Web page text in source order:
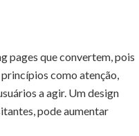
pages que convertem, pois
como atenção,
a agir. Um design
pode aumentar